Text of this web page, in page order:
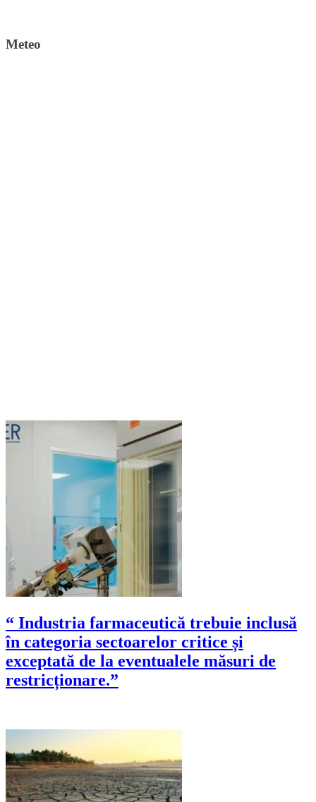
Meteo
“ Industria farmaceutică trebuie inclusă
în categoria sectoarelor critice și
exceptată de la eventualele măsuri de
restricționare.”